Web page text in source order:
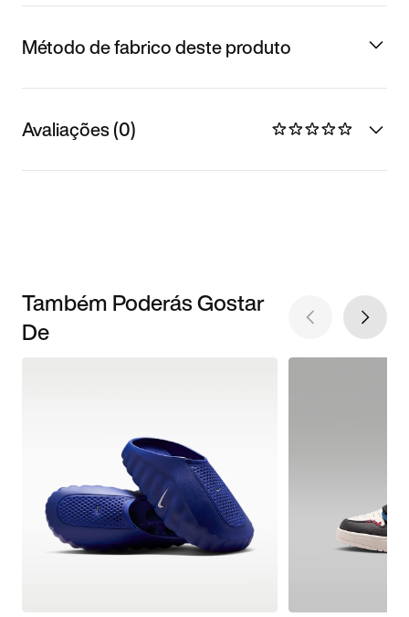
Método de fabrico deste produto
Avaliações (0)
Também Poderás Gostar
De